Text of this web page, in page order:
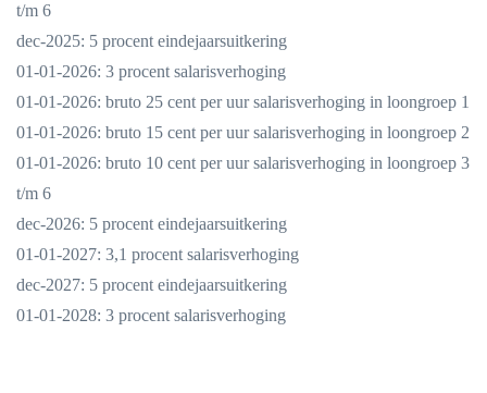
t/m 6
dec-2025: 5 procent eindejaarsuitkering
01-01-2026: 3 procent salarisverhoging
01-01-2026: bruto 25 cent per uur salarisverhoging in loongroep 1
01-01-2026: bruto 15 cent per uur salarisverhoging in loongroep 2
01-01-2026: bruto 10 cent per uur salarisverhoging in loongroep 3
t/m 6
dec-2026: 5 procent eindejaarsuitkering
01-01-2027: 3,1 procent salarisverhoging
dec-2027: 5 procent eindejaarsuitkering
01-01-2028: 3 procent salarisverhoging